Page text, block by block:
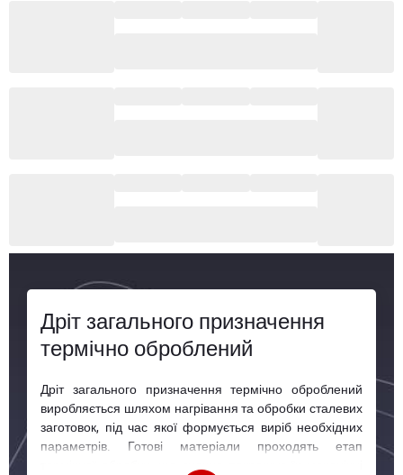
Дріт загального призначення
термічно оброблений
Дріт загального призначення термічно оброблений
виробляється шляхом нагрівання та обробки сталевих
заготовок, під час якої формується виріб необхідних
параметрів. Готові матеріали проходять етап